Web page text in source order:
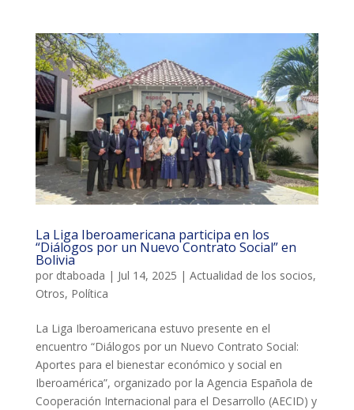
La Liga Iberoamericana participa en los
“Diálogos por un Nuevo Contrato Social” en
Bolivia
por dtaboada | Jul 14, 2025 | Actualidad de los socios,
Otros, Política
La Liga Iberoamericana estuvo presente en el
encuentro “Diálogos por un Nuevo Contrato Social:
Aportes para el bienestar económico y social en
Iberoamérica”, organizado por la Agencia Española de
Cooperación Internacional para el Desarrollo (AECID) y
CONEIX FUNDESPLAI
La Fundació
Missió i valors
Els comptes clars
Memòria d'activitats
Proposta educativa
ACTUALITAT